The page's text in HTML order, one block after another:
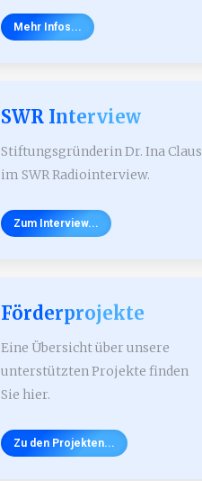
Mehr Infos...
SWR Interview
Stiftungsgründerin Dr. Ina Claus
im SWR Radiointerview.
Zum Interview...
Förderprojekte
Eine Übersicht über unsere
unterstützten Projekte finden
Sie hier.
Zu den Projekten...